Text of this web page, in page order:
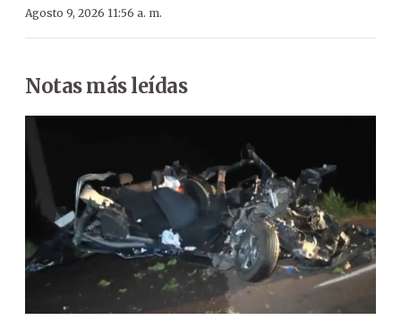
Agosto 9, 2026 11:56 a. m.
Notas más leídas